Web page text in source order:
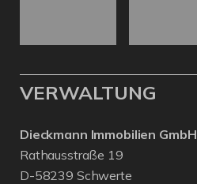
VERWALTUNG
Dieckmann Immobilien GmbH
Rathausstraße 19
D-58239 Schwerte